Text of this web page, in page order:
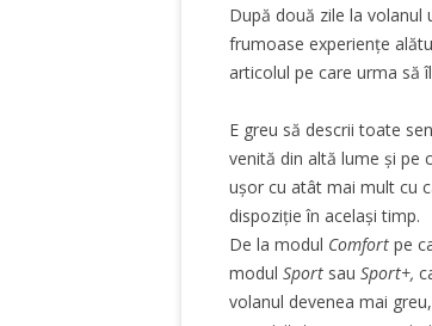
După două zile la volanul
frumoase experiențe
articolul pe care urma să
E greu să descrii toate
venită din altă lume și pe
ușor cu atât mai mult cu
dispoziție în același timp.
De la modul Comfort pe
modul Sport sau Sport+,
volanul devenea mai